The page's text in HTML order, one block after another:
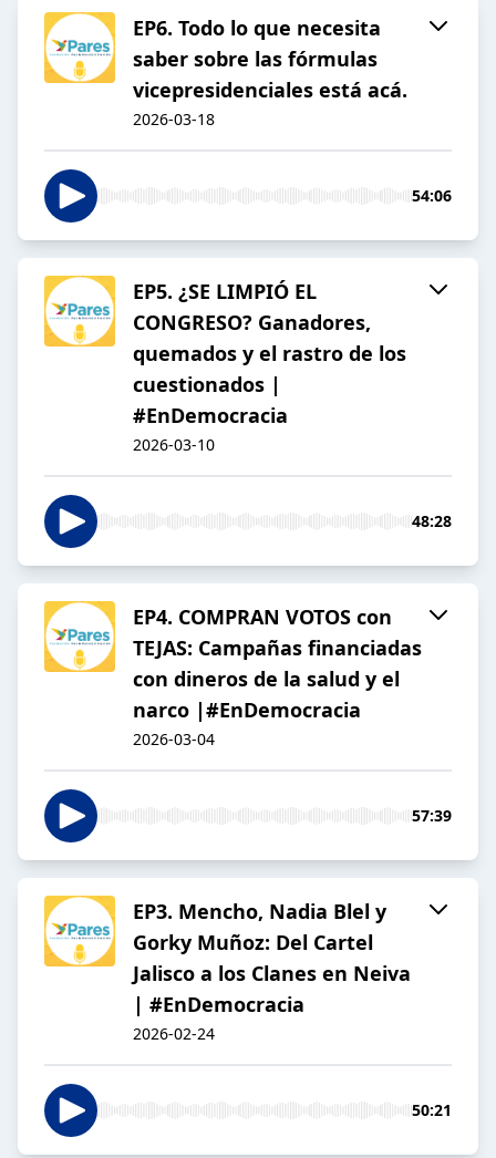
EP6. Todo lo que necesita
saber sobre las fórmulas
vicepresidenciales está acá.
2026-03-18
54:06
EP5. ¿SE LIMPIÓ EL
CONGRESO? Ganadores,
quemados y el rastro de los
cuestionados |
#EnDemocracia
2026-03-10
48:28
EP4. COMPRAN VOTOS con
TEJAS: Campañas financiadas
con dineros de la salud y el
narco |#EnDemocracia
2026-03-04
57:39
EP3. Mencho, Nadia Blel y
Gorky Muñoz: Del Cartel
Jalisco a los Clanes en Neiva
| #EnDemocracia
2026-02-24
50:21